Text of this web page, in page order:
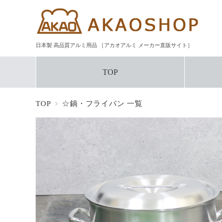
日本製 高品質アルミ用品 ［アカオアルミ メーカー直販サイト］
TOP
TOP ☆鍋・フライパン 一覧